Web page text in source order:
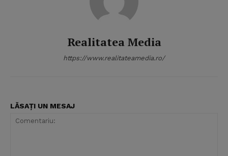
Realitatea Media
https://www.realitateamedia.ro/
LĂSAȚI UN MESAJ